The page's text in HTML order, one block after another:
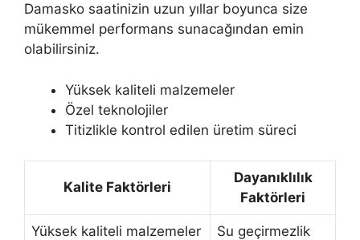
Damasko saatinizin uzun yıllar boyunca size
mükemmel performans sunacağından emin
olabilirsiniz.
Yüksek kaliteli malzemeler
Özel teknolojiler
Titizlikle kontrol edilen üretim süreci
Kalite Faktörleri
Dayanıklılık
Faktörleri
Yüksek kaliteli malzemeler Su geçirmezlik